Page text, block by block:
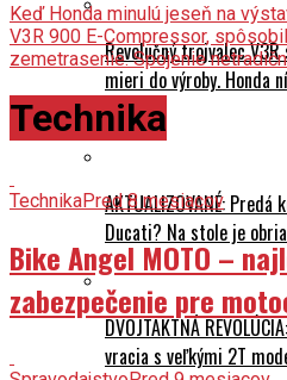
Revolučný trojvalec
mieri do výroby. Honda
modely!
AKTUALIZOVANÉ:
Ducati? Na stole je
DVOJTAKTNÁ
vracia s veľkými 2T
Keď Honda minulú jeseň na
V3R 900 E-Compressor,
zemetrasenie. Spojenie
Technika
TechnikaPred 8 mesiacov
Bike Angel MOTO –
zabezpečenie pre